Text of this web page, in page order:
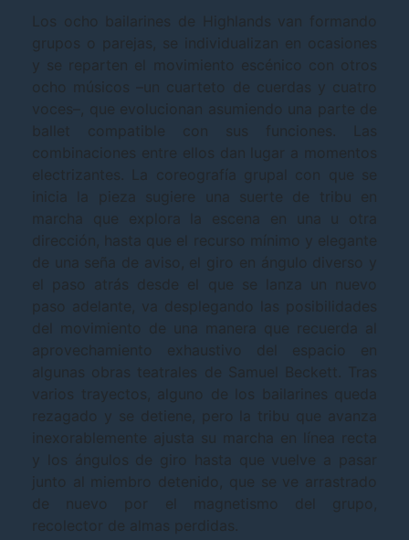
Los ocho bailarines de Highlands van formando
grupos o parejas, se individualizan en ocasiones
y se reparten el movimiento escénico con otros
ocho músicos –un cuarteto de cuerdas y cuatro
voces–, que evolucionan asumiendo una parte de
ballet compatible con sus funciones. Las
combinaciones entre ellos dan lugar a momentos
electrizantes. La coreografía grupal con que se
inicia la pieza sugiere una suerte de tribu en
marcha que explora la escena en una u otra
dirección, hasta que el recurso mínimo y elegante
de una seña de aviso, el giro en ángulo diverso y
el paso atrás desde el que se lanza un nuevo
paso adelante, va desplegando las posibilidades
del movimiento de una manera que recuerda al
aprovechamiento exhaustivo del espacio en
algunas obras teatrales de Samuel Beckett. Tras
varios trayectos, alguno de los bailarines queda
rezagado y se detiene, pero la tribu que avanza
inexorablemente ajusta su marcha en línea recta
y los ángulos de giro hasta que vuelve a pasar
junto al miembro detenido, que se ve arrastrado
de nuevo por el magnetismo del grupo,
recolector de almas perdidas.